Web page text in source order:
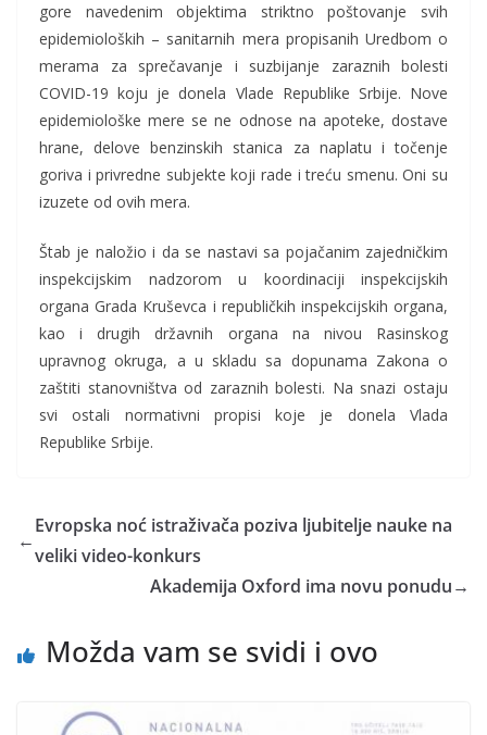
gore navedenim objektima striktno poštovanje svih
epidemioloških – sanitarnih mera propisanih Uredbom o
merama za sprečavanje i suzbijanje zaraznih bolesti
COVID-19 koju je donela Vlade Republike Srbije. Nove
epidemiološke mere se ne odnose na apoteke, dostave
hrane, delove benzinskih stanica za naplatu i točenje
goriva i privredne subjekte koji rade i treću smenu. Oni su
izuzete od ovih mera.
Štab je naložio i da se nastavi sa pojačanim zajedničkim
inspekcijskim nadzorom u koordinaciji inspekcijskih
organa Grada Кruševca i republičkih inspekcijskih organa,
kao i drugih državnih organa na nivou Rasinskog
upravnog okruga, a u skladu sa dopunama Zakona o
zaštiti stanovništva od zaraznih bolesti. Na snazi ostaju
svi ostali normativni propisi koje je donela Vlada
Republike Srbije.
←
Evropska noć istraživača poziva ljubitelje nauke na
veliki video-konkurs
Akademija Oxford ima novu ponudu→
Možda vam se svidi i ovo